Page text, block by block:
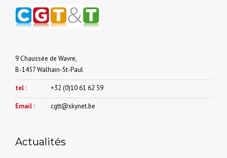
9 Chaussée de Wavre,
B-1457 Walhain-St-Paul
tel : +32 (0)10 61 62 59
Email : cgtt@skynet.be
Actualités